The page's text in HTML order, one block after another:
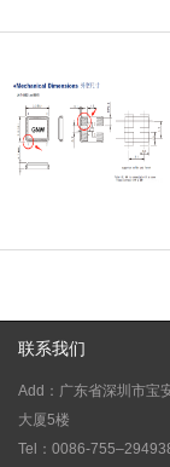
联系我们
Add：广东省深圳市宝
大厦5楼
Tel：0086-